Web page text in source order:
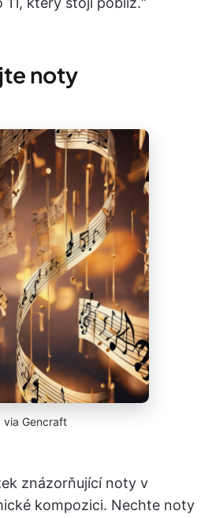
noty
via Gencraft
znázorňující noty v
kompozici. Nechte noty